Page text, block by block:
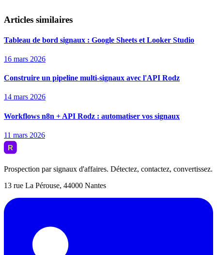
Articles similaires
Tableau de bord signaux : Google Sheets et Looker Studio
16 mars 2026
Construire un pipeline multi-signaux avec l'API Rodz
14 mars 2026
Workflows n8n + API Rodz : automatiser vos signaux
11 mars 2026
Prospection par signaux d'affaires. Détectez, contactez, convertissez.
13 rue La Pérouse, 44000 Nantes